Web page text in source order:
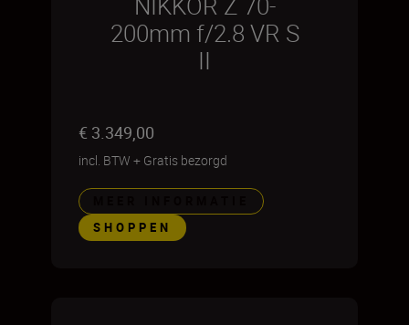
200mm f/2.8 VR S
II
€ 3.349,00
incl. BTW + Gratis bezorgd
SHOPPEN